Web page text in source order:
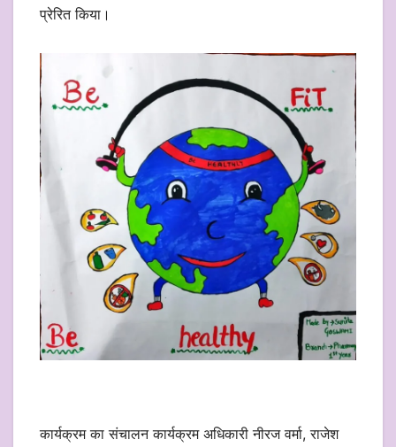
प्रेरित किया।
कार्यक्रम का संचालन कार्यक्रम अधिकारी नीरज वर्मा, राजेश